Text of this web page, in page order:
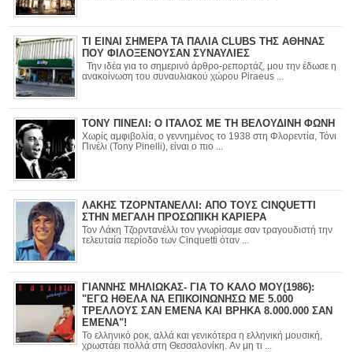
ΤΙ ΕΙΝΑΙ ΣΗΜΕΡΑ ΤΑ ΠΑΛΙΑ CLUBS ΤΗΣ ΑΘΗΝΑΣ
ΠΟΥ ΦΙΛΟΞΕΝΟΥΣΑΝ ΣΥΝΑΥΛΙΕΣ
Την ιδέα για το σημερινό άρθρο-ρεπορτάζ, μου την έδωσε η
ανακοίνωση του συναυλιακού χώρου Piraeus ...
ΤΟΝΥ ΠΙΝΕΛΙ: Ο ΙΤΑΛΟΣ ΜΕ ΤΗ ΒΕΛΟΥΔΙΝΗ ΦΩΝΗ
Χωρίς αμφιβολία, ο γεννημένος το 1938 στη Φλορεντία, Τόνι
Πινέλι (Tony Pinelli), είναι ο πιο ...
ΛΑΚΗΣ ΤΖΟΡΝΤΑΝΕΛΛΙ: ΑΠΟ ΤΟΥΣ CINQUETTI
ΣΤΗΝ ΜΕΓΑΛΗ ΠΡΟΣΩΠΙΚΗ ΚΑΡΙΕΡΑ
Τον Λάκη Τζορντανέλλι τον γνωρίσαμε σαν τραγουδιστή την
τελευταία περίοδο των Cinquetti όταν ...
ΓΙΑΝΝΗΣ ΜΗΛΙΩΚΑΣ- ΓΙΑ ΤΟ ΚΑΛΟ ΜΟΥ(1986):
"ΕΓΩ ΗΘΕΛΑ ΝΑ ΕΠΙΚΟΙΝΩΝΗΣΩ ΜΕ 5.000
ΤΡΕΛΛΟΥΣ ΣΑΝ ΕΜΕΝΑ ΚΑΙ ΒΡΗΚΑ 8.000.000 ΣΑΝ
ΕΜΕΝΑ"!
Το ελληνικό ροκ, αλλά και γενικότερα η ελληνική μουσική,
χρωστάει πολλά στη Θεσσαλονίκη. Αν μη τι ...